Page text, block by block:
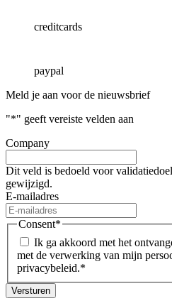
creditcards
paypal
Meld je aan voor de nieuwsbrief
"*" geeft vereiste velden aan
Company
Dit veld is bedoeld voor
gewijzigd.
E-mailadres
Consent*
Ik ga akkoord met het
met de verwerking van mijn
privacybeleid.*
Versturen